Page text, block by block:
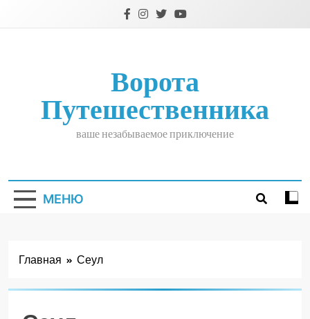
Ворота
Путешественника
ваше незабываемое приключение
МЕНЮ
Главная Сеул